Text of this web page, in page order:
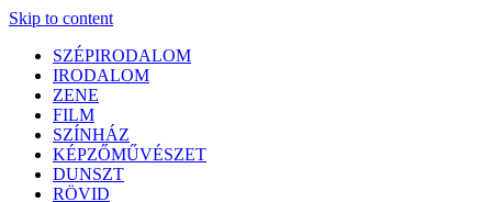
Skip to content
SZÉPIRODALOM
IRODALOM
ZENE
FILM
SZÍNHÁZ
KÉPZŐMŰVÉSZET
DUNSZT
RÖVID